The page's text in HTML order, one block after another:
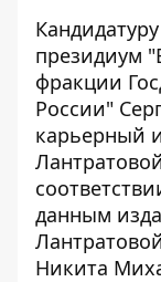
президиум
фракции
России"
карьерный
данным
Никита